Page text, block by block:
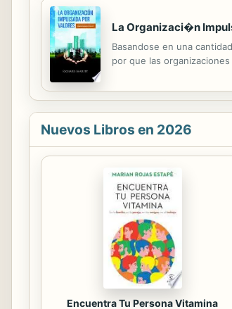
La Organizaci�n
Basandose en una
por que las
Nuevos Libros en 2026
Encuentra Tu Persona Vitamina